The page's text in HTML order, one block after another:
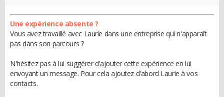
Une expérience absente ?
Vous avez travaillé avec Laurie dans une entreprise qui n'apparaît
pas dans son parcours ?
N'hésitez pas à lui suggérer d'ajouter cette expérience en lui
envoyant un message. Pour cela ajoutez d'abord Laurie à vos
contacts.